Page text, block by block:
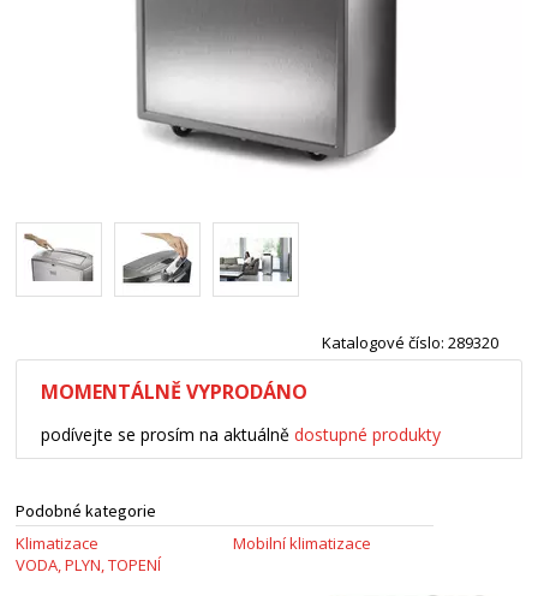
Katalogové číslo: 289320
MOMENTÁLNĚ VYPRODÁNO
podívejte se prosím na aktuálnědostupné produkty
Podobné kategorie
Klimatizace
VODA, PLYN, TOPENÍ
Mobilní klimatizace